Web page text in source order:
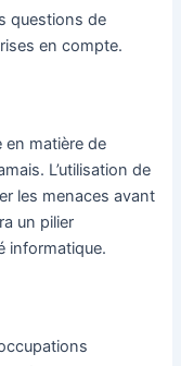
questions de
en compte.
en matière de
L’utilisation de
les menaces avant
un pilier
informatique.